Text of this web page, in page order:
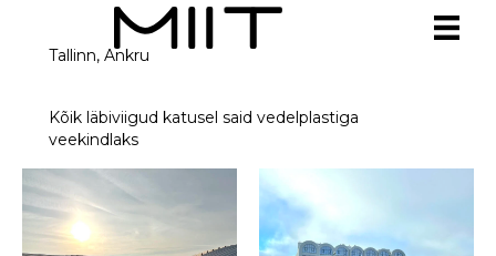
Tallinn, Ankru
Kõik läbiviigud katusel said vedelplastiga
veekindlaks